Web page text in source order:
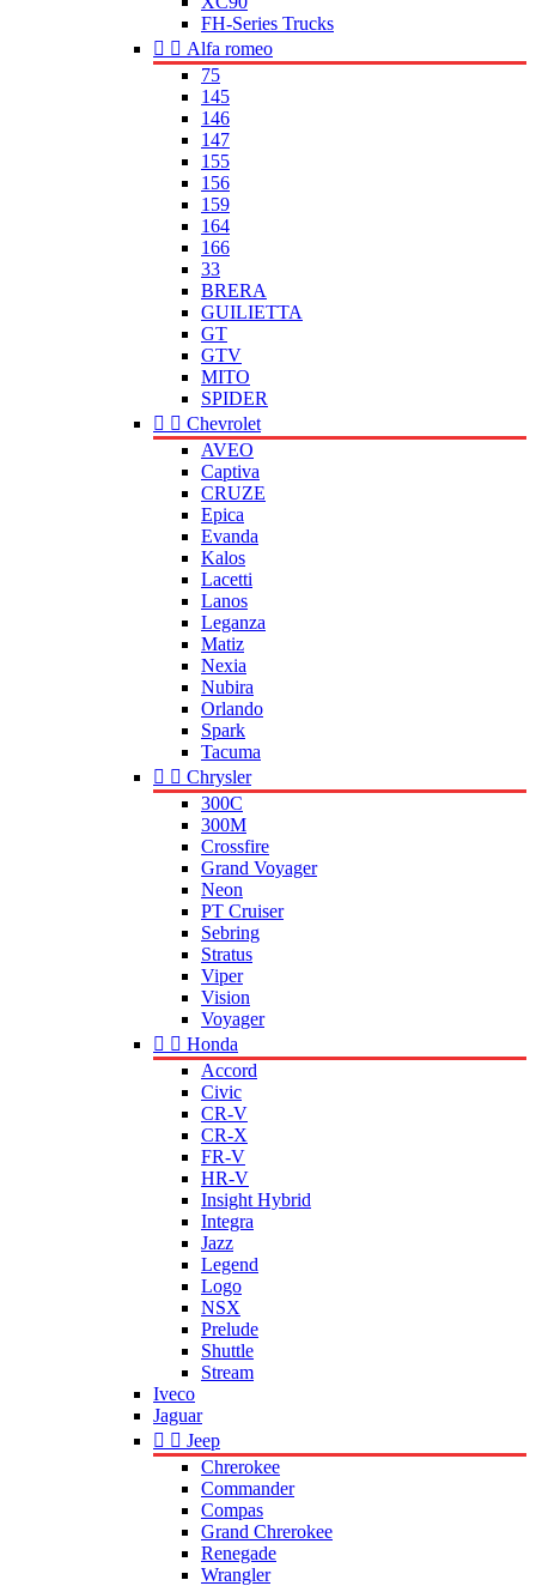
FH-Series Trucks
  Alfa romeo
75
145
146
147
155
156
159
164
166
33
BRERA
GUILIETTA
GT
GTV
MITO
SPIDER
  Chevrolet
AVEO
Captiva
CRUZE
Epica
Evanda
Kalos
Lacetti
Lanos
Leganza
Matiz
Nexia
Nubira
Orlando
Spark
Tacuma
  Chrysler
300C
300M
Crossfire
Grand Voyager
Neon
PT Cruiser
Sebring
Stratus
Viper
Vision
Voyager
  Honda
Accord
Civic
CR-V
CR-X
FR-V
HR-V
Insight Hybrid
Integra
Jazz
Legend
Logo
NSX
Prelude
Shuttle
Stream
Iveco
Jaguar
  Jeep
Chrerokee
Commander
Compas
Grand Chrerokee
Renegade
Wrangler